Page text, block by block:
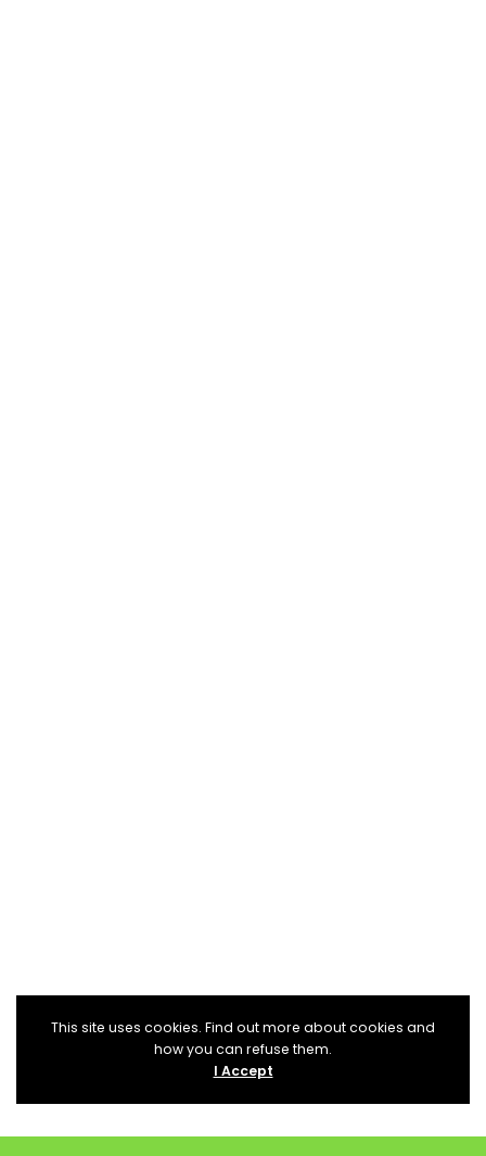
This site uses cookies. Find out more about cookies and
how you can refuse them.
I Accept